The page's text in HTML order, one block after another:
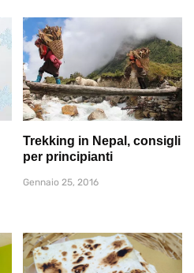
Trekking in Nepal, consigli
per principianti
Gennaio 25, 2016